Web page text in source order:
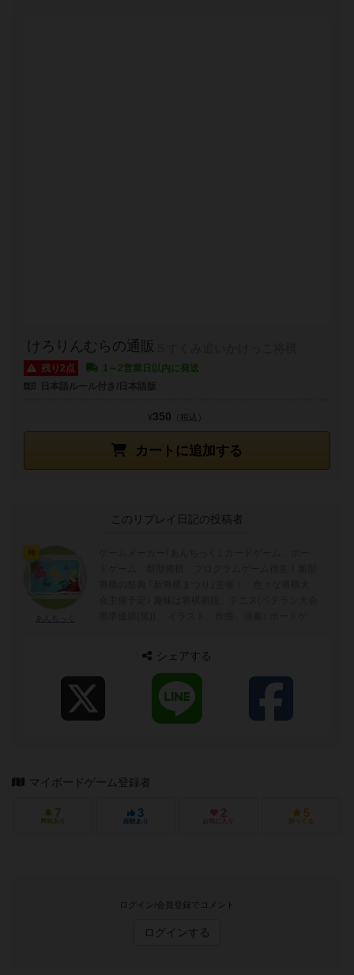
けろりんむらの通販
残り2点
1～2営業日以内に発送
カートに追加する
¥350 （税込）
このリプレイ日記の投稿者
シェアする
マイボードゲーム登録者
7
興味あり
3
経験あり
2
お気に入り
5
持ってる
ログイン/会員登録でコメント
ログインする